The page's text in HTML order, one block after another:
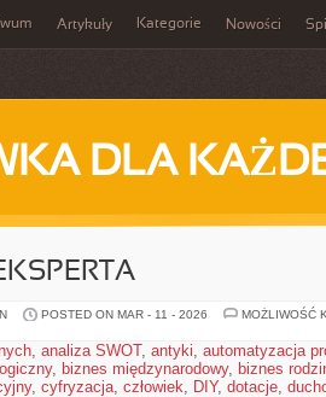
Artykuły Kategorie Nowości
DLA
POSTED ON MAR - 11 - 2026
MOŻLIWOŚĆ
, analiza SWOT, antyki, automatyzacja
, biznes międzynarodowy, biznes
, cyfryzacja, człowiek, DIY, dotacje,